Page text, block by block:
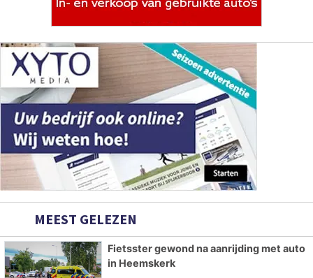
MEEST GELEZEN
Fietsster gewond na aanrijding met auto
in Heemskerk